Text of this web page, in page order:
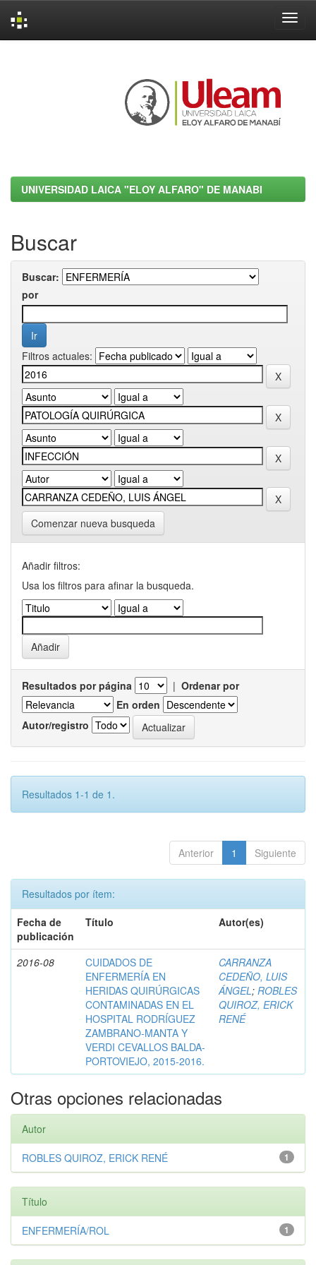
UNIVERSIDAD LAICA "ELOY ALFARO" DE MANABI
Buscar
Buscar:
por
Filtros actuales:
Comenzar nueva busqueda
Añadir filtros:
Usa los filtros para afinar la busqueda.
Resultados por página | Ordenar por
En orden
Autor/registro
Resultados 1-1 de 1.
Anterior 1 Siguiente
Resultados por ítem:
Fecha de
publicación
Título Autor(es)
2016-08
CUIDADOS DE
ENFERMERÍA EN
HERIDAS QUIRÚRGICAS
CONTAMINADAS EN EL
HOSPITAL RODRÍGUEZ
ZAMBRANO-MANTA Y
VERDI CEVALLOS BALDA-
PORTOVIEJO, 2015-2016.
CARRANZA
CEDEÑO, LUIS
ÁNGEL; ROBLES
QUIROZ, ERICK
RENÉ
Otras opciones relacionadas
Autor
1
ROBLES QUIROZ, ERICK RENÉ
Título
1
ENFERMERÍA/ROL